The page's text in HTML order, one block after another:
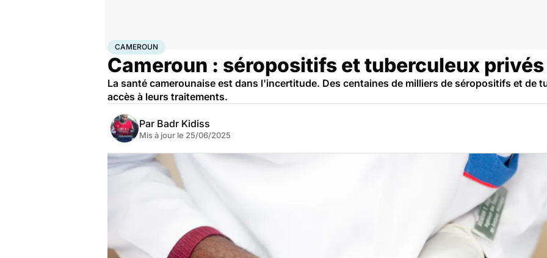
AccueilSantéMaladies
CAMEROUN
Cameroun : séropositifs et tuberculeux
La santé camerounaise est dans l'incertitude. Des centaines de milliers de séropositifs et de
accès à leurs traitements.
Par Badr Kidiss
Mis à jour le 25/06/2025